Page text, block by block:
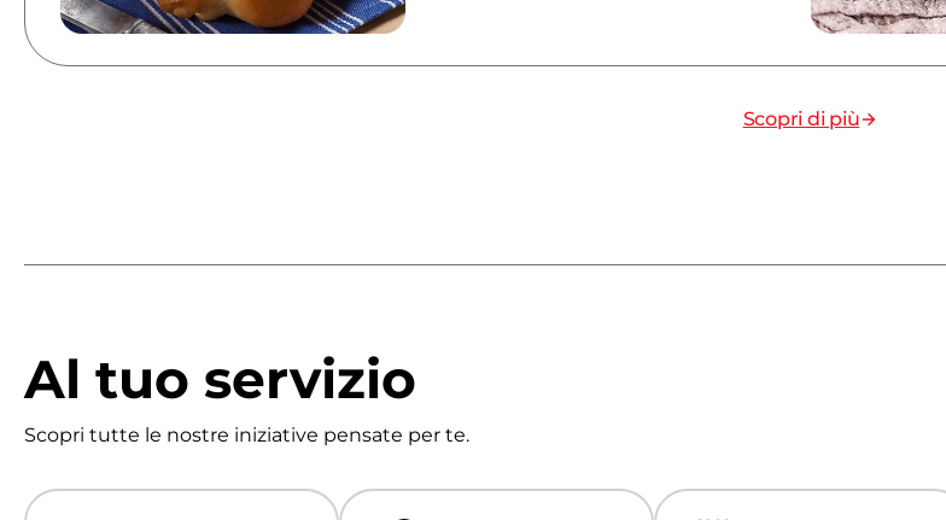
Scopri di più
Al tuo servizio
Scopri tutte le nostre iniziative pensate per te.